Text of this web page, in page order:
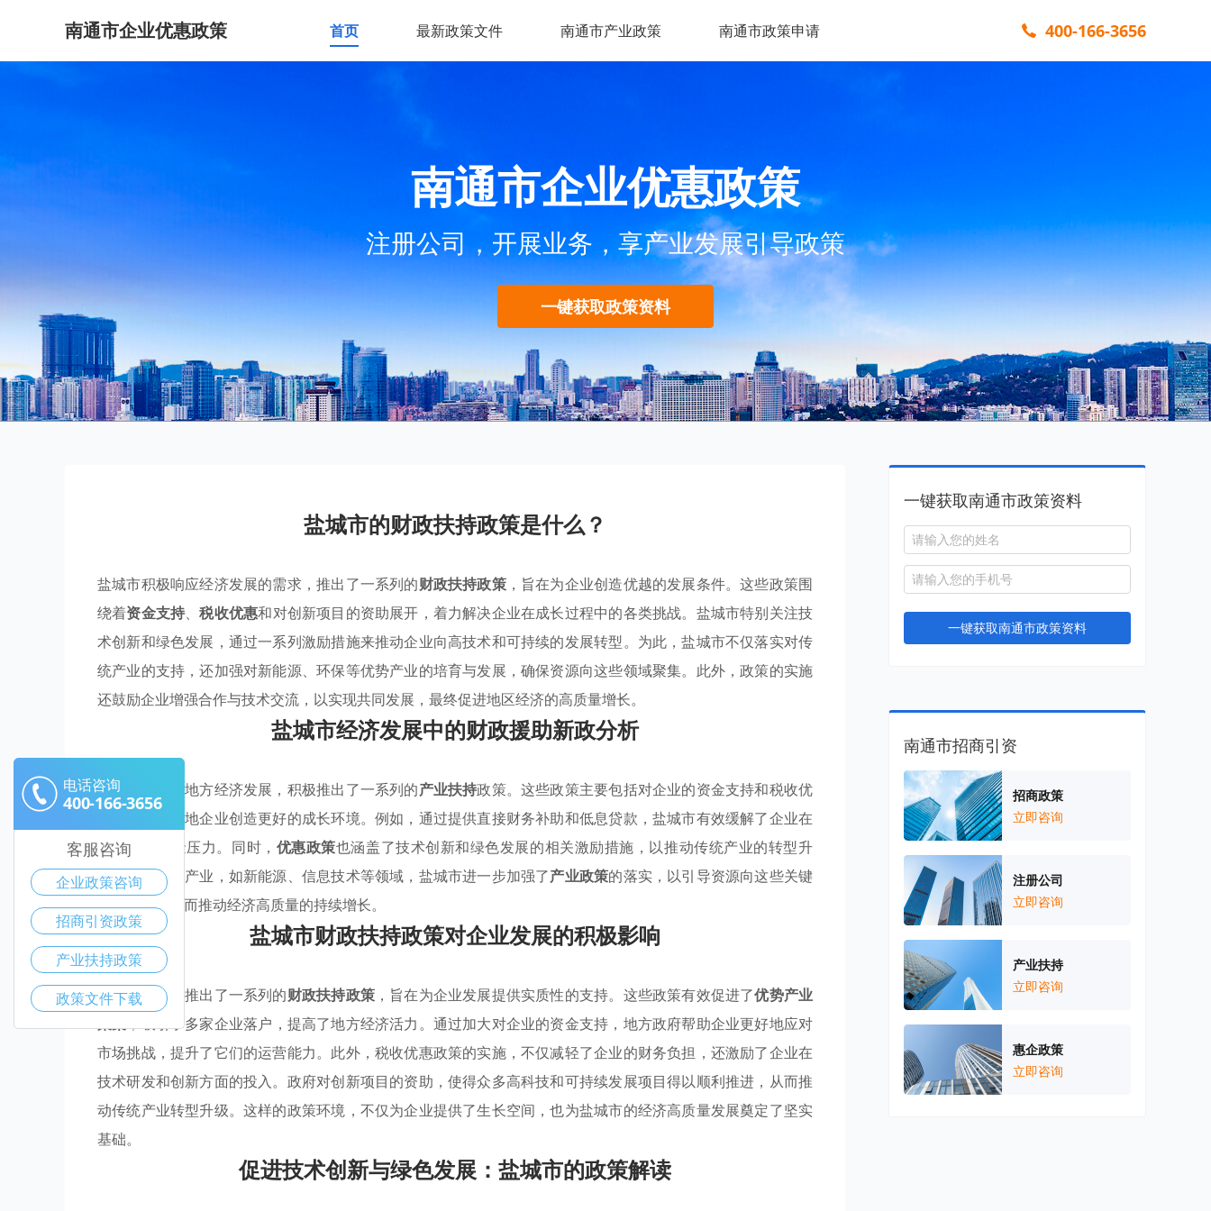
南通市企业优惠政策 首页 最新政策文件 南通市产业政策 南通市政策申请 400-166-3656
南通市企业优惠政策
注册公司，开展业务，享产业发展引导政策
一键获取政策资料
盐城市的财政扶持政策是什么？
盐城市积极响应经济发展的需求，推出了一系列的财政扶持政策，旨在为企业创造优越的发展条件。这些政策围
绕着资金支持、税收优惠和对创新项目的资助展开，着力解决企业在成长过程中的各类挑战。盐城市特别关注技
术创新和绿色发展，通过一系列激励措施来推动企业向高技术和可持续的发展转型。为此，盐城市不仅落实对传
统产业的支持，还加强对新能源、环保等优势产业的培育与发展，确保资源向这些领域聚集。此外，政策的实施
还鼓励企业增强合作与技术交流，以实现共同发展，最终促进地区经济的高质量增长。
盐城市经济发展中的财政援助新政分析
盐城市为促进地方经济发展，积极推出了一系列的产业扶持政策。这些政策主要包括对企业的资金支持和税收优
惠，旨在为本地企业创造更好的成长环境。例如，通过提供直接财务补助和低息贷款，盐城市有效缓解了企业在
发展中的资金压力。同时， 优惠政策也涵盖了技术创新和绿色发展的相关激励措施，以推动传统产业的转型升
级。针对优势产业，如新能源、信息技术等领域，盐城市进一步加强了产业政策的落实，以引导资源向这些关键
领域集聚，从而推动经济高质量的持续增长。
盐城市财政扶持政策对企业发展的积极影响
盐城市近年来推出了一系列的财政扶持政策，旨在为企业发展提供实质性的支持。这些政策有效促进了优势产业
聚集，吸引了多家企业落户，提高了地方经济活力。通过加大对企业的资金支持，地方政府帮助企业更好地应对
市场挑战，提升了它们的运营能力。此外，税收优惠政策的实施，不仅减轻了企业的财务负担，还激励了企业在
技术研发和创新方面的投入。政府对创新项目的资助，使得众多高科技和可持续发展项目得以顺利推进，从而推
动传统产业转型升级。这样的政策环境，不仅为企业提供了生长空间，也为盐城市的经济高质量发展奠定了坚实
基础。
促进技术创新与绿色发展：盐城市的政策解读
一键获取南通市政策资料
一键获取南通市政策资料
南通市招商引资
招商政策
立即咨询
注册公司
立即咨询
产业扶持
立即咨询
惠企政策
立即咨询
电话咨询
400-166-3656
客服咨询
企业政策咨询
招商引资政策
产业扶持政策
政策文件下载